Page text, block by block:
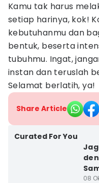
Kamu tak harus
setiap harinya, kok!
kebutuhanmu dan
bentuk, beserta
tubuhmu. Ingat,
instan dan teruslah
Selamat berlatih, ya!
Share Article
Curated For You
08